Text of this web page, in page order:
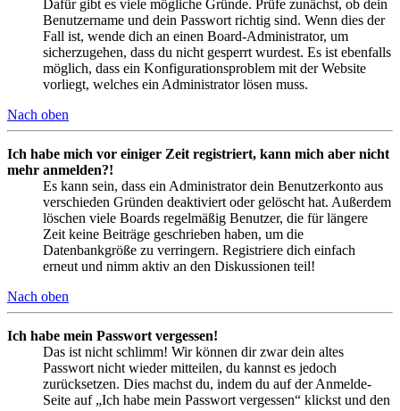
Dafür gibt es viele mögliche Gründe. Prüfe zunächst, ob dein
Benutzername und dein Passwort richtig sind. Wenn dies der
Fall ist, wende dich an einen Board-Administrator, um
sicherzugehen, dass du nicht gesperrt wurdest. Es ist ebenfalls
möglich, dass ein Konfigurationsproblem mit der Website
vorliegt, welches ein Administrator lösen muss.
Nach oben
Ich habe mich vor einiger Zeit registriert, kann mich aber nicht
mehr anmelden?!
Es kann sein, dass ein Administrator dein Benutzerkonto aus
verschieden Gründen deaktiviert oder gelöscht hat. Außerdem
löschen viele Boards regelmäßig Benutzer, die für längere
Zeit keine Beiträge geschrieben haben, um die
Datenbankgröße zu verringern. Registriere dich einfach
erneut und nimm aktiv an den Diskussionen teil!
Nach oben
Ich habe mein Passwort vergessen!
Das ist nicht schlimm! Wir können dir zwar dein altes
Passwort nicht wieder mitteilen, du kannst es jedoch
zurücksetzen. Dies machst du, indem du auf der Anmelde-
Seite auf „Ich habe mein Passwort vergessen“ klickst und den